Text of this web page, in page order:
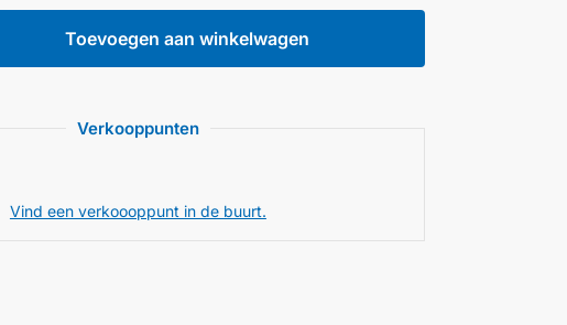
Toevoegen aan winkelwagen
Verkooppunten
Vind een verkoooppunt in de buurt.